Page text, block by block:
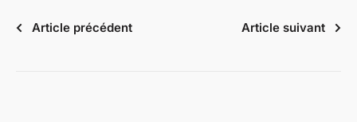
Article précédent Article suivant